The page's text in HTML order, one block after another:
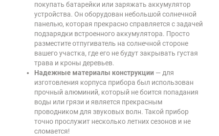
покупать батарейки или заряжать аккумулятор
устройства. Он оборудован небольшой солнечной
панелью, которая прекрасно справляется с задачей
подзарядки встроенного аккумулятора. Просто
разместите отпугиватель на солнечной стороне
вашего участка, где его не будут закрывать густая
трава и кроны деревьев.
Надежные материалы конструкции — для
изготовления корпуса прибора был использован
прочный алюминий, который не боится попадания
воды или грязи и является прекрасным
проводником для звуковых волн. Такой прибор
точно прослужит несколько летних сезонов и не
сломается!